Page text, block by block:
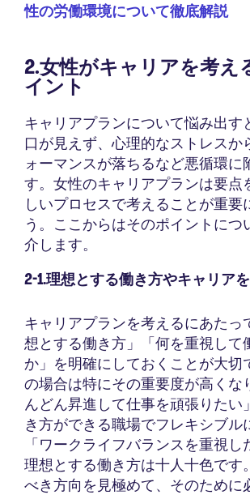
性の労働環境について徹底解説
2.女性がキャリアを考え
イント
キャリアプランについて悩み出す
口が見えず、心理的なストレスか
ォーマンスが落ちるなど悪循環に
す。女性のキャリアプランは要点
しいプロセスで考えることが重要
う。ここからはそのポイントにつ
介します。
2-1.理想とする働き方やキャリア
キャリアプランを考えるにあたっ
想とする働き方」「何を重視して
か」を明確にしておくことが大切
の場合は特にその重要度が高くな
んどん昇進して仕事を頑張りたい
き方ができる職場でフレキシブル
「ワークライフバランスを重視し
理想とする働き方は十人十色です
べき方向を見極めて、そのために